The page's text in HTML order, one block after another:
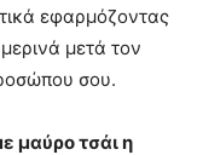
εφαρμόζοντας
μετά τον
σου.
μαύρο τσάι η